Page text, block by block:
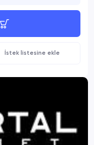
İstek listesine ekle